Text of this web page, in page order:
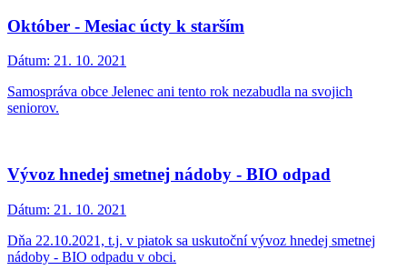
Október - Mesiac úcty k starším
Dátum: 21. 10. 2021
Samospráva obce Jelenec ani tento rok nezabudla na svojich
seniorov.
Vývoz hnedej smetnej nádoby - BIO odpad
Dátum: 21. 10. 2021
Dňa 22.10.2021, t.j. v piatok sa uskutoční vývoz hnedej smetnej
nádoby - BIO odpadu v obci.